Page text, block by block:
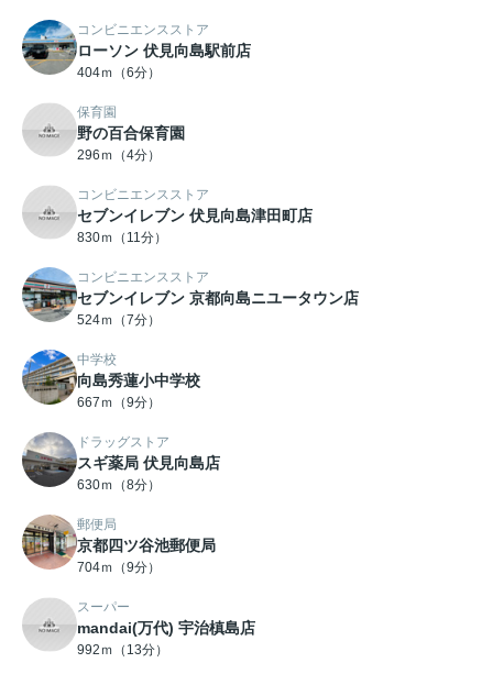
コンビニエンスストア
ローソン 伏見向島駅前店
404ｍ（6分）
保育園
野の百合保育園
296ｍ（4分）
コンビニエンスストア
セブンイレブン 伏見向島津田町店
830ｍ（11分）
コンビニエンスストア
セブンイレブン 京都向島ニユータウン店
524ｍ（7分）
中学校
向島秀蓮小中学校
667ｍ（9分）
ドラッグストア
スギ薬局 伏見向島店
630ｍ（8分）
郵便局
京都四ツ谷池郵便局
704ｍ（9分）
スーパー
mandai(万代) 宇治槙島店
992ｍ（13分）